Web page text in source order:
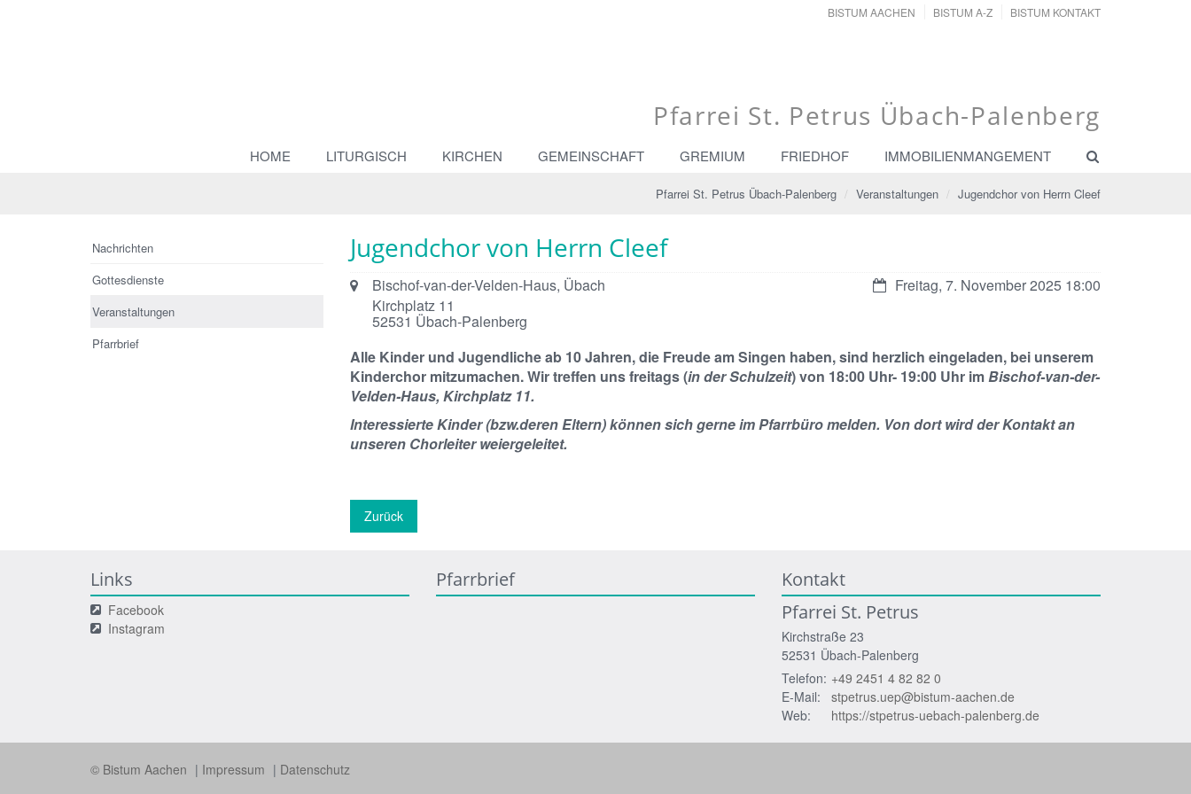
BISTUM AACHEN BISTUM A-Z BISTUM KONTAKT
Pfarrei St. Petrus Übach-Palenberg
HOME LITURGISCH KIRCHEN GEMEINSCHAFT GREMIUM FRIEDHOF IMMOBILIENMANGEMENT
Pfarrei St. Petrus Übach-Palenberg Veranstaltungen Jugendchor von Herrn Cleef
Jugendchor von Herrn Cleef
Datum:Freitag, 7. November 2025 18:00
Ort:
Bischof-van-der-Velden-Haus, Übach
Kirchplatz 11
52531 Übach-Palenberg
Alle Kinder und Jugendliche ab 10 Jahren, die Freude am Singen haben, sind herzlich eingeladen, bei unserem
Kinderchor mitzumachen. Wir treffen uns freitags (in der Schulzeit) von 18:00 Uhr- 19:00 Uhr imBischof-van-der-
Velden-Haus, Kirchplatz 11.
Interessierte Kinder (bzw.deren Eltern) können sich gerne im Pfarrbüro melden. Von dort wird der Kontakt an
unseren Chorleiter weiergeleitet.
Zurück
Nachrichten
Gottesdienste
Veranstaltungen
Pfarrbrief
Links
Facebook
Instagram
Pfarrbrief
Kontakt
Pfarrei St. Petrus
Kirchstraße 23
52531 Übach-Palenberg
Telefon: +49 2451 4 82 82 0
E-Mail:
stpetrus.uep@bistum-aachen.de
Web:
https://stpetrus-uebach-palenberg.de
© Bistum Aachen Impressum Datenschutz